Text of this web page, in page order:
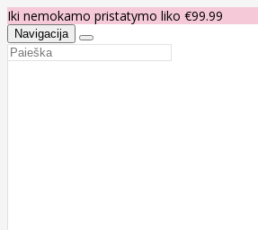
Iki nemokamo pristatymo liko €99.99
Navigacija